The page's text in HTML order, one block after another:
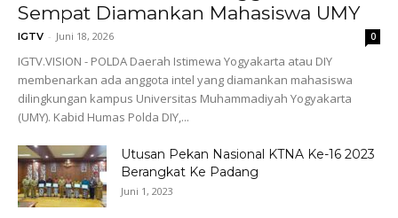
Sempat Diamankan Mahasiswa UMY
IGTV - Juni 18, 2026 0
IGTV.VISION - POLDA Daerah Istimewa Yogyakarta atau DIY
membenarkan ada anggota intel yang diamankan mahasiswa
dilingkungan kampus Universitas Muhammadiyah Yogyakarta
(UMY). Kabid Humas Polda DIY,...
Utusan Pekan Nasional KTNA Ke-16 2023
Berangkat Ke Padang
Juni 1, 2023